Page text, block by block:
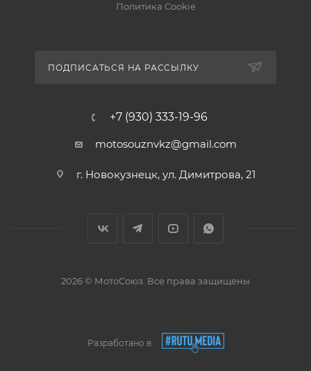
Политика Cookie
ПОДПИСАТЬСЯ НА РАССЫЛКУ
+7 (930) 333-19-96
motosouznvkz@gmail.com
г. Новокузнецк, ул. Димитрова, 21
2026 © МотоСоюз. Все права защищены
Разработано в